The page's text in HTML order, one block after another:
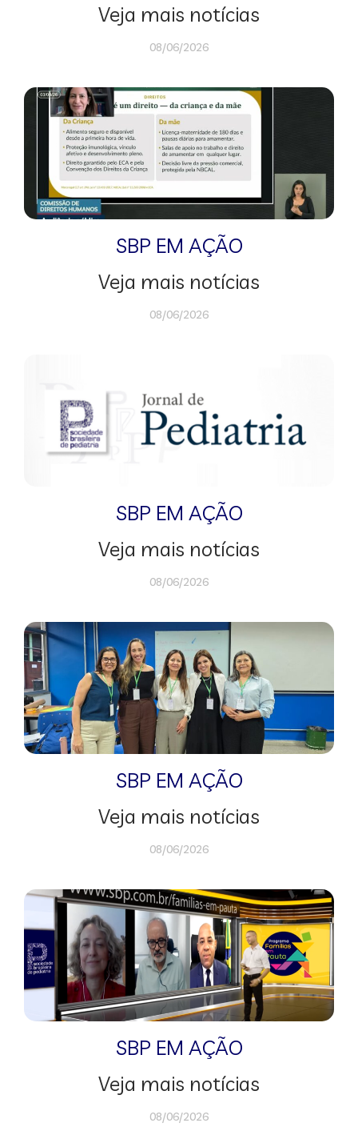
Veja mais notícias
08/06/2026
SBP EM AÇÃO
Veja mais notícias
08/06/2026
SBP EM AÇÃO
Veja mais notícias
08/06/2026
SBP EM AÇÃO
Veja mais notícias
08/06/2026
SBP EM AÇÃO
Veja mais notícias
08/06/2026